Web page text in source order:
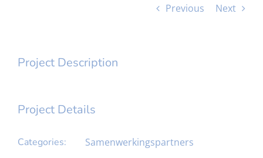
Previous Next
Project Description
Project Details
Categories: Samenwerkingspartners